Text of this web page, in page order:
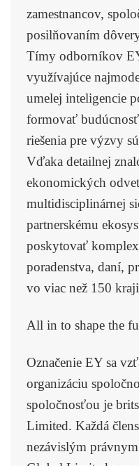
zamestnancov,
posilňovaním
Tímy odborníkov
využívajúce
umelej inteligencie
formovať
riešenia pre výzvy
Vďaka detailnej
ekonomických
multidisciplinárnej
partnerskému
poskytovať
poradenstva, daní,
vo viac než 150
All in to shape the
Označenie EY sa
organizáciu
spoločnosťou je
Limited. Každá
nezávislým